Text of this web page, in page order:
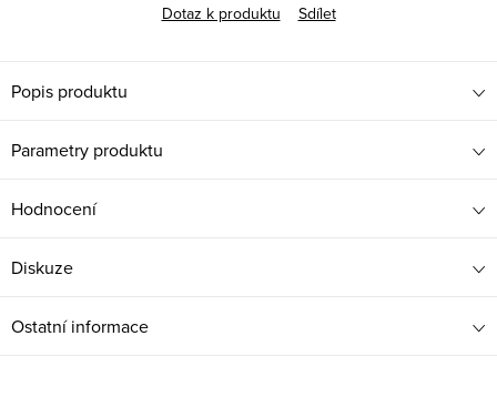
Dotaz k produktu
Sdílet
Popis produktu
Parametry produktu
Hodnocení
Diskuze
Ostatní informace